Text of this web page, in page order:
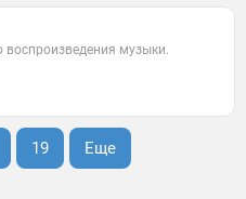
воспроизведения музыки.
19 Еще